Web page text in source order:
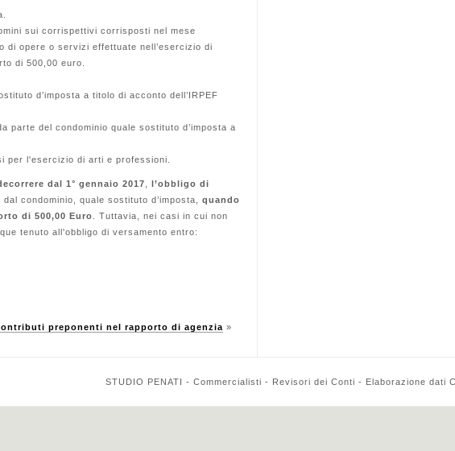
sui corrispettivi corrisposti nel mese
opere o servizi effettuate nell’esercizio di
di 500,00 euro.
d’imposta a titolo di acconto dell’IRPEF
parte del condominio quale sostituto d’imposta a
per l'esercizio di arti e professioni.
dal 1° gennaio 2017
l’obbligo di
condominio, quale sostituto d’imposta, quando
di 500,00 Euro . Tuttavia, nei casi in cui non
tenuto all'obbligo di versamento entro:
preponenti nel rapporto di agenzia »
STUDIO PENATI - Commercialisti - Revisori dei Conti - Elaborazione dati